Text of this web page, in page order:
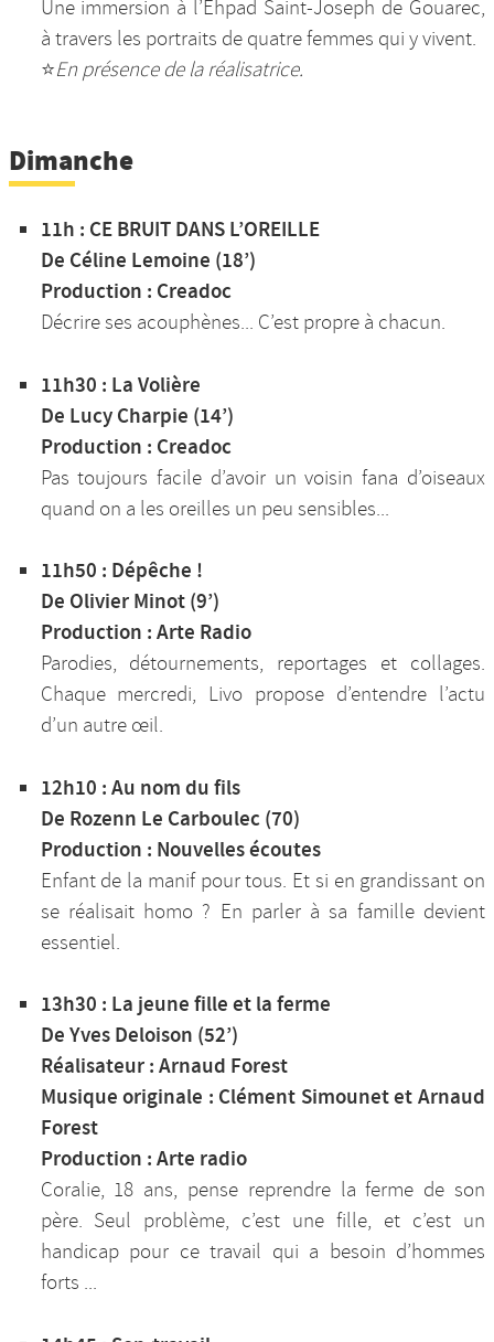
Une immersion à l’Ehpad Saint-Joseph de Gouarec,
à travers les portraits de quatre femmes qui y vivent.
⭐️En présence de la réalisatrice.
Dimanche
11h : CE BRUIT DANS L’OREILLE
De Céline Lemoine (18’)
Production : Creadoc
Décrire ses acouphènes... C’est propre à chacun.
11h30 : La Volière
De Lucy Charpie (14’)
Production : Creadoc
Pas toujours facile d’avoir un voisin fana d’oiseaux
quand on a les oreilles un peu sensibles...
11h50 : Dépêche !
De Olivier Minot (9’)
Production : Arte Radio
Parodies, détournements, reportages et collages.
Chaque mercredi, Livo propose d’entendre l’actu
d’un autre œil.
12h10 : Au nom du fils
De Rozenn Le Carboulec (70)
Production : Nouvelles écoutes
Enfant de la manif pour tous. Et si en grandissant on
se réalisait homo ? En parler à sa famille devient
essentiel.
13h30 : La jeune fille et la ferme
De Yves Deloison (52’)
Réalisateur : Arnaud Forest
Musique originale : Clément Simounet et Arnaud
Forest
Production : Arte radio
Coralie, 18 ans, pense reprendre la ferme de son
père. Seul problème, c’est une fille, et c’est un
handicap pour ce travail qui a besoin d’hommes
forts ...